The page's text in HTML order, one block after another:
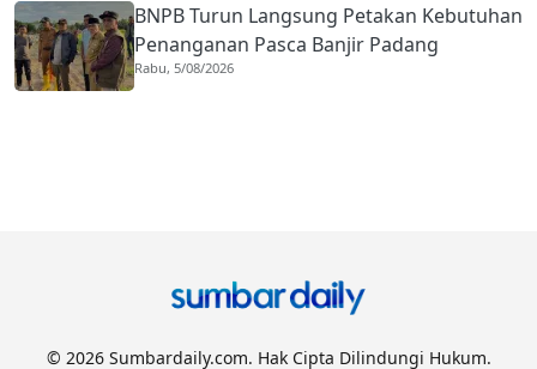
BNPB Turun Langsung Petakan Kebutuhan
Penanganan Pasca Banjir Padang
Rabu, 5/08/2026
© 2026 Sumbardaily.com. Hak Cipta Dilindungi Hukum.